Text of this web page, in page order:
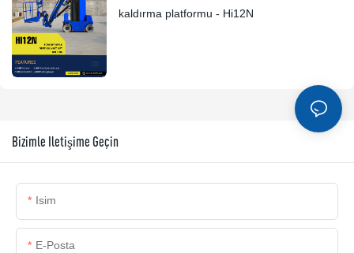
kaldırma platformu - Hi12N
Bizimle Iletişime Geçin
Isim
E-Posta